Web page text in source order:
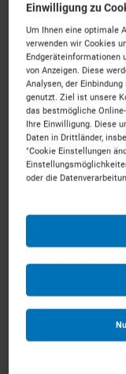
Innovative
Mieten Sie die
Unkompliziert, zu
persönlichem
Einwilligung zu
Um Ihnen eine optimale
verwenden wir Cookies
Endgeräteinformationen
von Anzeigen. Diese
Analysen, der
genutzt. Ziel ist unsere
das bestmögliche
Ihre Einwilligung. Diese
Daten in Drittländer,
"Cookie Einstellungen
oder die